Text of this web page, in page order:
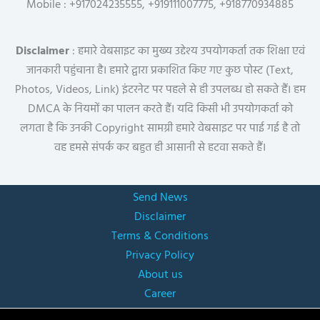
Mobile : +917024235555, +919111007775, +918770934885
Disclaimer: हमारे वेबसाइट का मुख्य उद्देश्य उपयोगकर्ता तक शिक्षा एवं
जानकारी पहुंचाना है। हमारे द्वारा प्रकाशित किए गए कुछ पोस्ट (Text,
Photos, Videos, Link) इंटरनेट पर पहले से ही उपलब्ध हो सकते हैं। हम
DMCA के नियमों का पालन करते हैं। यदि किसी भी उपयोगकर्ता को
लगता है कि उनकी Copyright सामग्री हमारे वेबसाइट पर पाई गई है तो
वह हमसे संपर्क कर बहुत ही आसानी से हटवा सकते हैं।
Send News
Disclaimer
Terms & Conditions
Privacy Policy
About us
Career